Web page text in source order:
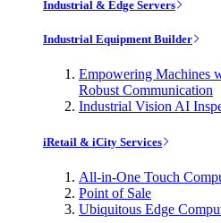
Industrial & Edge Servers
Industrial Equipment Builder
Empowering Machines
Robust Communication
Industrial Vision AI
iRetail & iCity Services
All-in-One Touch
Point of Sale
Ubiquitous Edge